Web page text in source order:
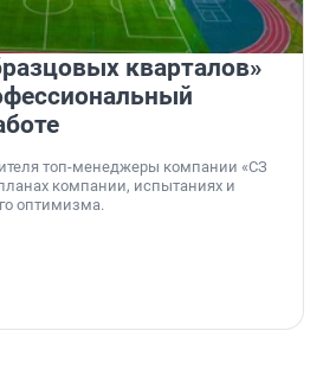
кварталов»
топ-менеджеры компании «СЗ
компании, испытаниях и
оптимизма.